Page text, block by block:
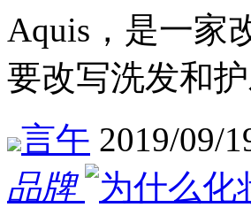
Aquis，是一家
要改写洗发和
言午 2019/09/
品牌